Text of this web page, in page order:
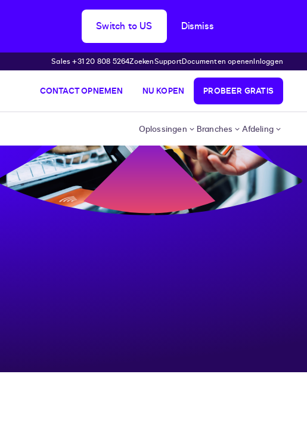
Switch to US Dismiss
Sales +31 20 808 5264ZoekenSupportDocumenten openenInloggen
CONTACT OPNEMEN NU KOPEN PROBEER GRATIS
Oplossingen Branches Afdeling